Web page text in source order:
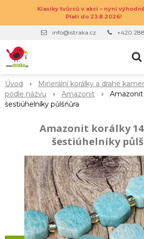
Klasiky tvůrců v akci – nyní
Platí do 23.8.2026!
info@istraka.cz +420
Úvod Minerální korálky a drahé
podle názvu
Amazonit
Amazonit
šestiúhelníky půlšňůra
Amazonit korálky
šestiúhelníky